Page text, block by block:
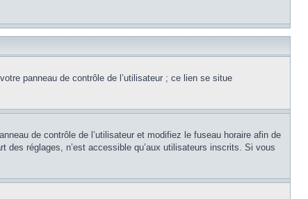
panneau de contrôle de l’utilisateur ; ce lien se situe
de contrôle de l’utilisateur et modifiez le fuseau horaire afin de
réglages, n’est accessible qu’aux utilisateurs inscrits. Si vous